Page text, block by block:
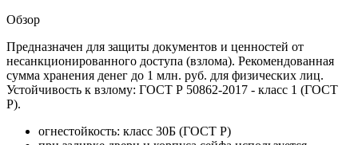
Обзор
Предназначен для защиты документов и ценностей от
несанкционированного доступа (взлома). Рекомендованная
сумма хранения денег до 1 млн. руб. для физических лиц.
Устойчивость к взлому: ГОСТ Р 50862-2017 - класс 1 (ГОСТ
Р).
огнестойкость: класс 30Б (ГОСТ Р)